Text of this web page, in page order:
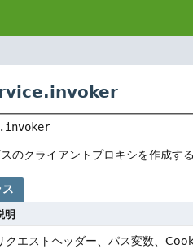
クライアントプロキシを作成する
ス
明
クエストヘッダー、パス変数、